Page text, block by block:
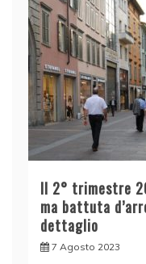
Il 2° trimestre
ma battuta
dettaglio
7 Agosto 2023